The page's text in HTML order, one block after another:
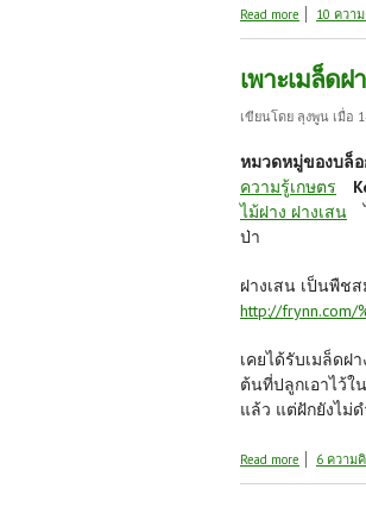
Read more about สวัส
10 ควา
เพาะเมล็ดฝ
เขียนโดย ลุงพูน เมื่อ
หมวดหมู่ของบล็อ
ความรู้เกษตร
ไม้ฝาง ฝางเสน
ป่า
ฝางเสน เป็นพืช
http://frynn.com/
เคยได้รับเมล็ดฝ
ต้นที่ปลูกเอาไว้ใ
แล้ว แต่ฝักยังไม่
Read more about เพาะ
6 ความ